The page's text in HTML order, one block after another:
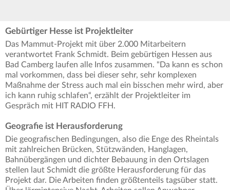
Gebürtiger Hesse ist Projektleiter
Das Mammut-Projekt mit über 2.000 Mitarbeitern
verantwortet Frank Schmidt. Beim gebürtigen Hessen aus
Bad Camberg laufen alle Infos zusammen. "Da kann es schon
mal vorkommen, dass bei dieser sehr, sehr komplexen
Maßnahme der Stress auch mal ein bisschen mehr wird, aber
ich kann ruhig schlafen“, erzählt der Projektleiter im
Gespräch mit HIT RADIO FFH.
Geografie ist Herausforderung
Die geografischen Bedingungen, also die Enge des Rheintals
mit zahlreichen Brücken, Stützwänden, Hanglagen,
Bahnübergängen und dichter Bebauung in den Ortslagen
stellen laut Schmidt die größte Herausforderung für das
Projekt dar. Die Arbeiten finden größtenteils tagsüber statt.